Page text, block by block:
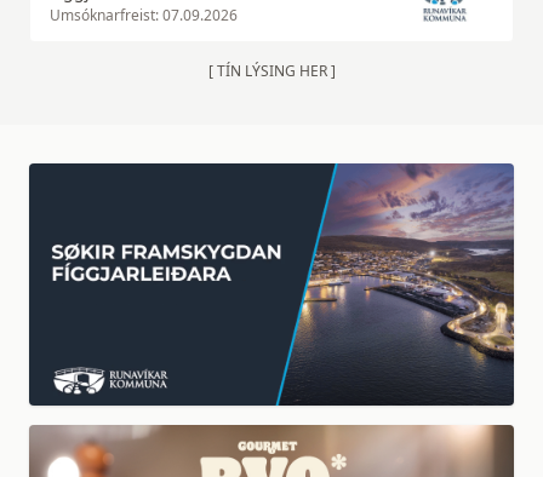
Umsóknarfreist: 07.09.2026
[ TÍN LÝSING HER ]